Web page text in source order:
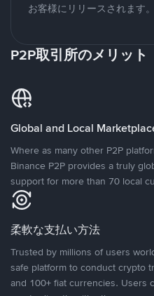
お客様にリリースされます。
P2P取引所のメリット
Global and Local
Where as many other P2P
Binance P2P provides a truly
support for more than 70 local
柔軟な支払い方法
Trusted by millions of users
safe platform to conduct crypto
and 100+ fiat currencies. Users